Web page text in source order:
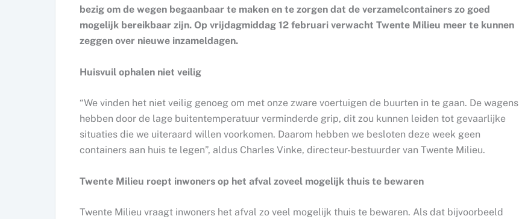
bezig om de wegen begaanbaar te maken en te zorgen dat de verzamelcontainers zo goed
mogelijk bereikbaar zijn. Op vrijdagmiddag 12 februari verwacht Twente Milieu meer te kunnen
zeggen over nieuwe inzameldagen.
Huisvuil ophalen niet veilig
“We vinden het niet veilig genoeg om met onze zware voertuigen de buurten in te gaan. De wagens
hebben door de lage buitentemperatuur verminderde grip, dit zou kunnen leiden tot gevaarlijke
situaties die we uiteraard willen voorkomen. Daarom hebben we besloten deze week geen
containers aan huis te legen”, aldus Charles Vinke, directeur-bestuurder van Twente Milieu.
Twente Milieu roept inwoners op het afval zoveel mogelijk thuis te bewaren
Twente Milieu vraagt inwoners het afval zo veel mogelijk thuis te bewaren. Als dat bijvoorbeeld